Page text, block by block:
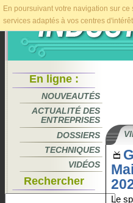
En poursuivant votre navigation sur
services adaptés à vos centres
En ligne :
NOUVEAUTÉS
ACTUALITÉ DES
ENTREPRISES
DOSSIERS
TECHNIQUES
VIDÉOS
Rechercher
Le